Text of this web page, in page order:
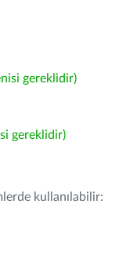
gereklidir)
gereklidir)
kullanılabilir: